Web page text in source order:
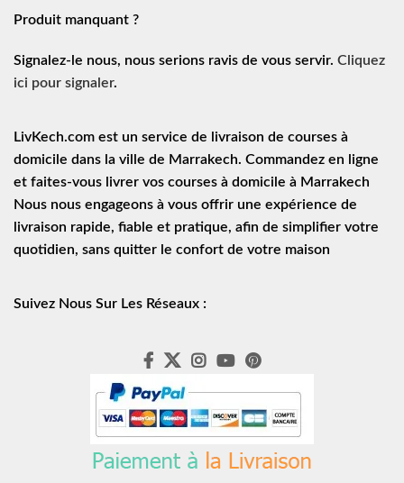
Produit manquant ?
Signalez-le nous, nous serions ravis de vous servir. Cliquez
ici pour signaler.
LivKech.com est un service de
livraison de courses à
domicile dans la ville de Marrakech. Commandez en ligne
et faites-vous livrer vos courses à domicile à Marrakech
Nous nous engageons à vous offrir une expérience de
livraison rapide, fiable et pratique, afin de simplifier votre
quotidien, sans quitter le confort de votre maison
Suivez Nous Sur Les Réseaux :